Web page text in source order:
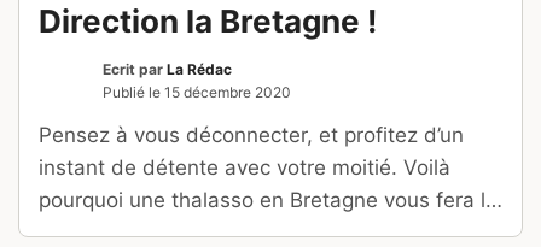
Direction la Bretagne !
Ecrit par La Rédac
Publié le 15 décembre 2020
Pensez à vous déconnecter, et profitez d’un
instant de détente avec votre moitié. Voilà
pourquoi une thalasso en Bretagne vous fera le
plus grand bien.